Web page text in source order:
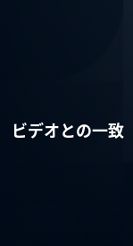
ビデオとの一致